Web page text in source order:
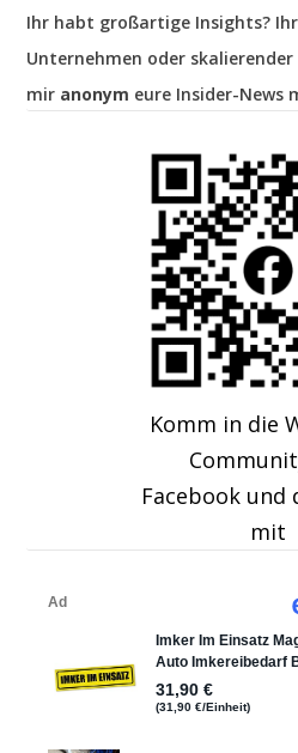
Ihr habt großartige Insights?
Unternehmen oder
mir anonym eure Insider-News
Komm in die
Facebook und
mit